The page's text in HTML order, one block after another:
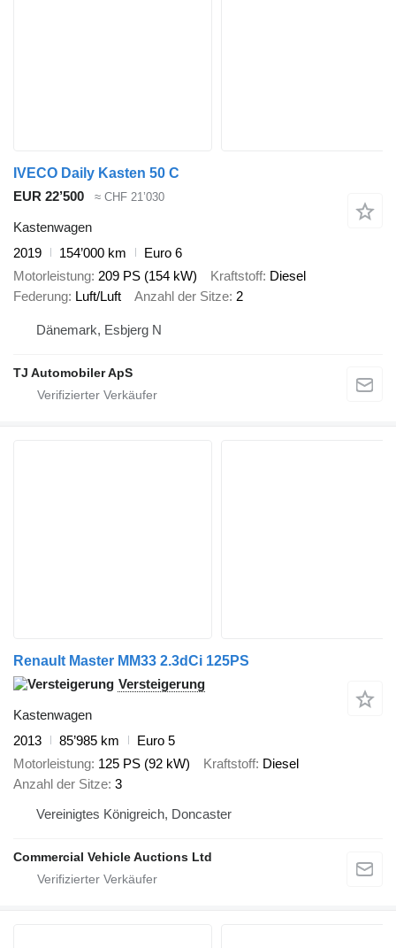
IVECO Daily Kasten 50 C
EUR 22’500
≈ CHF 21’030
Kastenwagen
2019
154’000 km
Euro 6
Motorleistung 209 PS (154 kW) Kraftstoff Diesel
Federung Luft/Luft Anzahl der Sitze 2
Dänemark, Esbjerg N
TJ Automobiler ApS
Renault Master MM33 2.3dCi 125PS
Versteigerung
Kastenwagen
2013
85’985 km
Euro 5
Motorleistung 125 PS (92 kW) Kraftstoff Diesel
Anzahl der Sitze 3
Vereinigtes Königreich, Doncaster
Commercial Vehicle Auctions Ltd